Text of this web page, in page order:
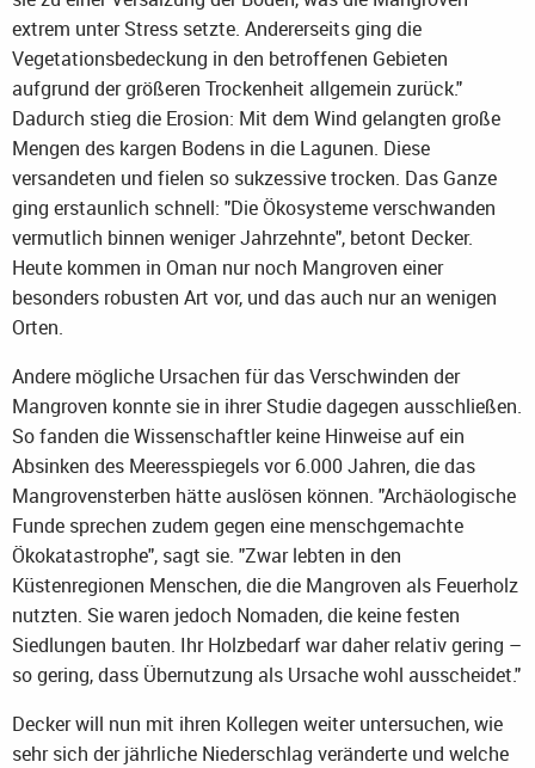
extrem unter Stress setzte. Andererseits ging die
Vegetationsbedeckung in den betroffenen Gebieten
aufgrund der größeren Trockenheit allgemein zurück."
Dadurch stieg die Erosion: Mit dem Wind gelangten große
Mengen des kargen Bodens in die Lagunen. Diese
versandeten und fielen so sukzessive trocken. Das Ganze
ging erstaunlich schnell: "Die Ökosysteme verschwanden
vermutlich binnen weniger Jahrzehnte", betont Decker.
Heute kommen in Oman nur noch Mangroven einer
besonders robusten Art vor, und das auch nur an wenigen
Orten.
Andere mögliche Ursachen für das Verschwinden der
Mangroven konnte sie in ihrer Studie dagegen ausschließen.
So fanden die Wissenschaftler keine Hinweise auf ein
Absinken des Meeresspiegels vor 6.000 Jahren, die das
Mangrovensterben hätte auslösen können. "Archäologische
Funde sprechen zudem gegen eine menschgemachte
Ökokatastrophe", sagt sie. "Zwar lebten in den
Küstenregionen Menschen, die die Mangroven als Feuerholz
nutzten. Sie waren jedoch Nomaden, die keine festen
Siedlungen bauten. Ihr Holzbedarf war daher relativ gering –
so gering, dass Übernutzung als Ursache wohl ausscheidet."
Decker will nun mit ihren Kollegen weiter untersuchen, wie
sehr sich der jährliche Niederschlag veränderte und welche